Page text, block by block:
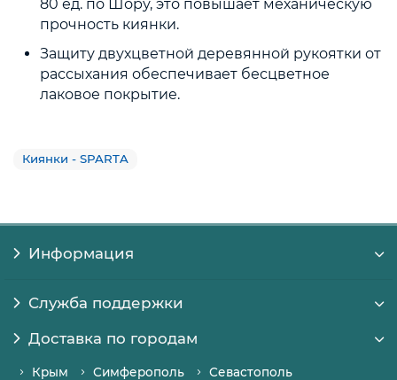
80 ед. по Шору, это повышает механическую
прочность киянки.
Защиту двухцветной деревянной рукоятки от
рассыхания обеспечивает бесцветное
лаковое покрытие.
Киянки - SPARTA
Информация
Служба поддержки
Доставка по городам
Крым Симферополь
Севастополь